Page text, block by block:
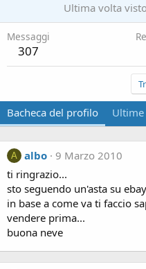
Ultima volta
Messaggi
307
Bacheca del profilo
A albo
9 Marzo 2010
ti ringrazio...
sto seguendo un'asta su ebay
in base a come va ti faccio
vendere prima...
buona neve